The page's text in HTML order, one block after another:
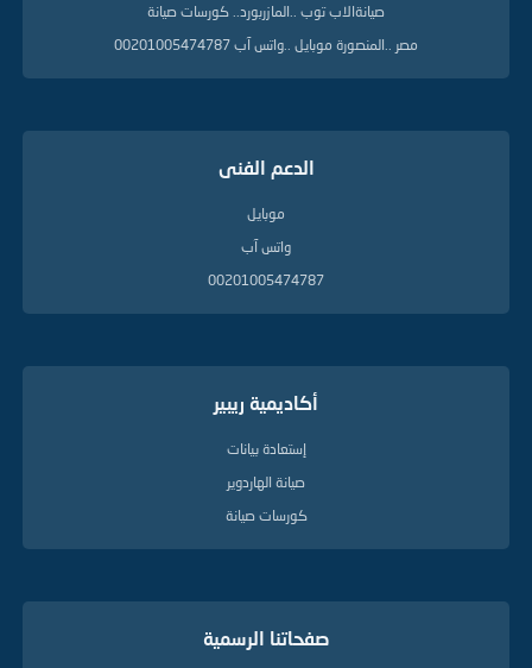
صيانةالاب توب ..المازربورد.. كورسات صيانة
مصر ..المنصورة موبايل ..واتس آب 00201005474787
الدعم الفنى
موبايل
واتس آب
00201005474787
أكاديمية ريبير
إستعادة بيانات
صيانة الهاردوير
كورسات صيانة
صفحاتنا الرسمية